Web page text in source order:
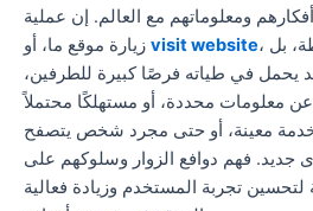
ومعلوماتهم مع العالم. إن عملية
visit website، ليست مجرد نقرة بسيطة، بل
يحمل في طياته فرصًا كبيرة للطرفين،
عن معلومات محددة، أو مستهلكًا محتملاً
معينة، أو حتى مجرد شخص يتصفح
جديد. فهم دوافع الزوار وسلوكهم على
لتحسين تجربة المستخدم وزيادة فعالية